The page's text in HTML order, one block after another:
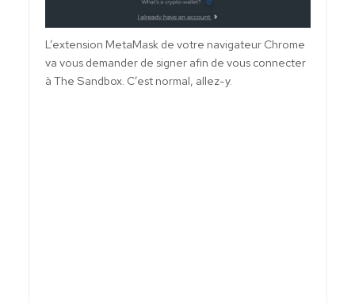
L’extension MetaMask de votre navigateur Chrome
va vous demander de signer afin de vous connecter
à The Sandbox. C’est normal, allez-y.